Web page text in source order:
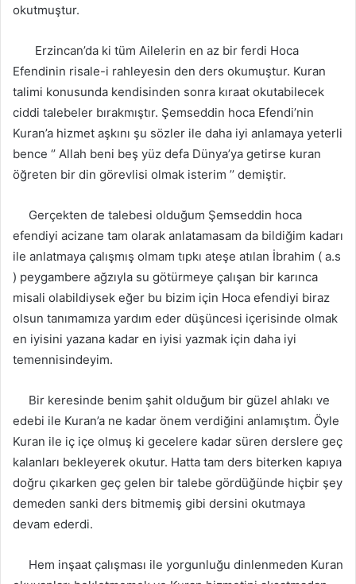
okutmuştur.
Erzincan’da ki tüm Ailelerin en az bir ferdi Hoca
Efendinin risale-i rahleyesin den ders okumuştur. Kuran
talimi konusunda kendisinden sonra kıraat okutabilecek
ciddi talebeler bırakmıştır. Şemseddin hoca Efendi’nin
Kuran’a hizmet aşkını şu sözler ile daha iyi anlamaya yeterli
bence ‘’ Allah beni beş yüz defa Dünya’ya getirse kuran
öğreten bir din görevlisi olmak isterim ’’ demiştir.
Gerçekten de talebesi olduğum Şemseddin hoca
efendiyi acizane tam olarak anlatamasam da bildiğim kadarı
ile anlatmaya çalışmış olmam tıpkı ateşe atılan İbrahim ( a.s
) peygambere ağzıyla su götürmeye çalışan bir karınca
misali olabildiysek eğer bu bizim için Hoca efendiyi biraz
olsun tanımamıza yardım eder düşüncesi içerisinde olmak
en iyisini yazana kadar en iyisi yazmak için daha iyi
temennisindeyim.
Bir keresinde benim şahit olduğum bir güzel ahlakı ve
edebi ile Kuran’a ne kadar önem verdiğini anlamıştım. Öyle
Kuran ile iç içe olmuş ki gecelere kadar süren derslere geç
kalanları bekleyerek okutur. Hatta tam ders biterken kapıya
doğru çıkarken geç gelen bir talebe gördüğünde hiçbir şey
demeden sanki ders bitmemiş gibi dersini okutmaya
devam ederdi.
Hem inşaat çalışması ile yorgunluğu dinlenmeden Kuran